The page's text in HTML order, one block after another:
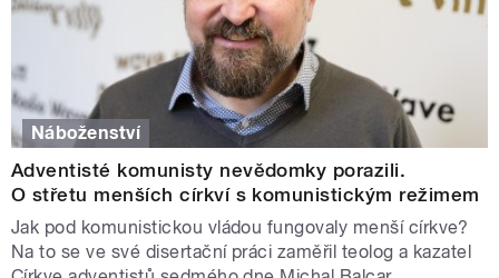
Náboženství
Adventisté komunisty nevědomky porazili.
O střetu menších církví s komunistickým režimem
Jak pod komunistickou vládou fungovaly menší církve?
Na to se ve své disertační práci zaměřil teolog a kazatel